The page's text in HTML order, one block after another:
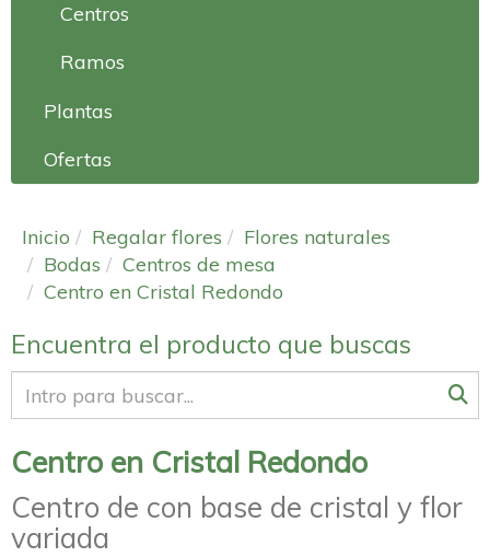
Centros
Ramos
Plantas
Ofertas
Inicio Regalar flores
Flores naturales
Bodas
Centros de mesa
Centro en Cristal Redondo
Encuentra el producto que buscas
Centro en Cristal Redondo
Centro de con base de cristal y flor
variada